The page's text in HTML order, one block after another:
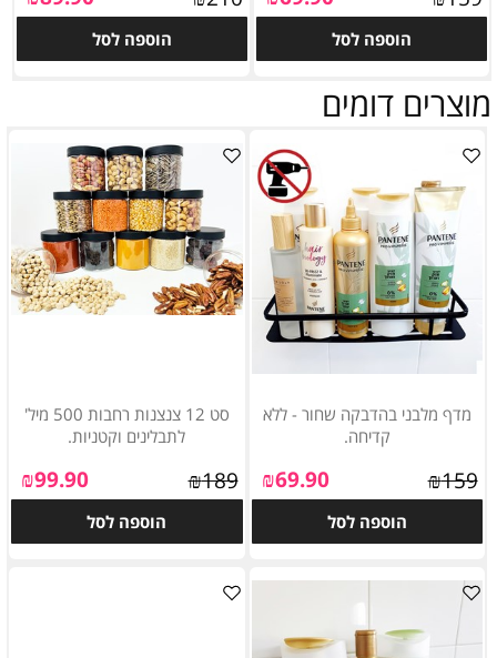
הוספה לסל הוספה לסל
מוצרים דומים
מדף מלבני בהדבקה שחור - ללא
קדיחה.
₪159
₪69.90
הוספה לסל
סט 12 צנצנות רחבות 500 מיל'
לתבלינים וקטניות.
₪189
₪99.90
הוספה לסל